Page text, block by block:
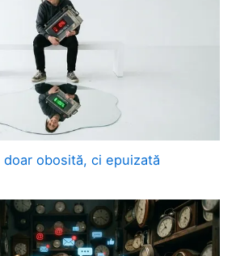
obosită, ci epuizată